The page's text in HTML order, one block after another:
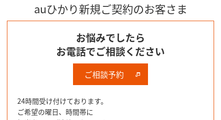
auひかり新規ご契約のお客さま
お悩みでしたら
お電話でご相談ください
ご相談予約
24時間受け付けております。
ご希望の曜日、時間帯に